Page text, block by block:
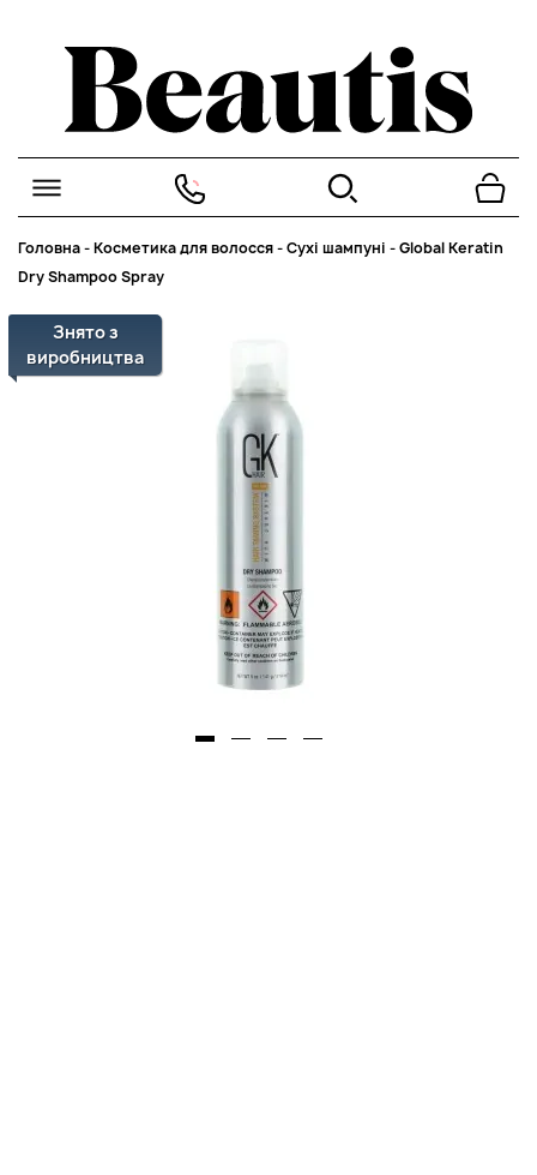
Головна-Косметика для волосся-Сухі шампуні -Global Keratin
Dry Shampoo Spray
Знято з
виробництва